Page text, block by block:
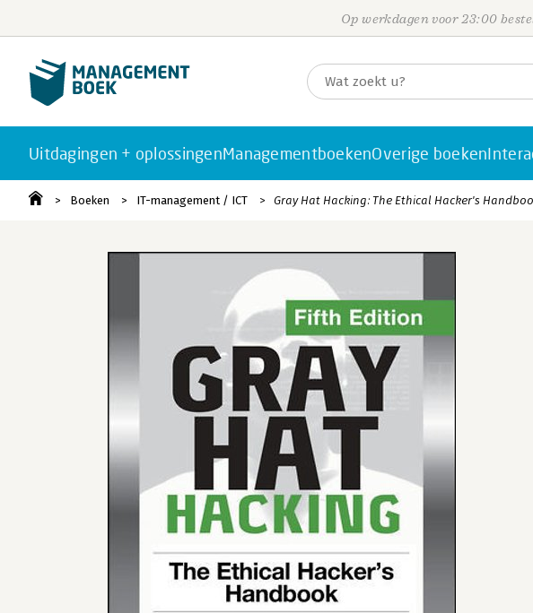
Op werkdagen voor 23:00
Uitdagingen + oplossingenManagementboekenOverige boeken
Boeken IT-management / ICT Gray Hat Hacking: The Ethical Hacker's